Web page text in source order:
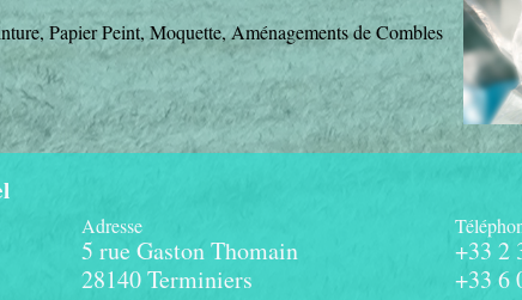
Papier Peint, Moquette, Aménagements de Combles
Adresse
5 rue Gaston Thomain
28140 Terminiers
+33 2
+33 6